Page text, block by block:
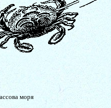
моря